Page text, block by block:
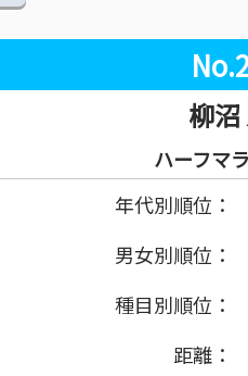
柳沼
ハーフマ
年代別順位：
男女別順位：
種目別順位：
距離：